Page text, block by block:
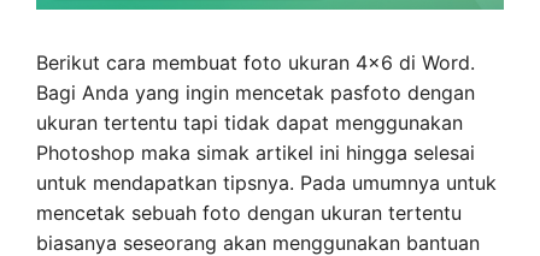
Berikut cara membuat foto ukuran 4×6 di Word.
Bagi Anda yang ingin mencetak pasfoto dengan
ukuran tertentu tapi tidak dapat menggunakan
Photoshop maka simak artikel ini hingga selesai
untuk mendapatkan tipsnya. Pada umumnya untuk
mencetak sebuah foto dengan ukuran tertentu
biasanya seseorang akan menggunakan bantuan